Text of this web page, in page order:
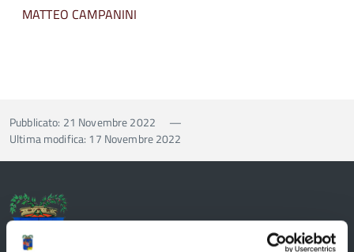
MATTEO CAMPANINI
Pubblicato: 21 Novembre 2022
—
Ultima modifica: 17 Novembre 2022
Provincia di Reggio Emilia